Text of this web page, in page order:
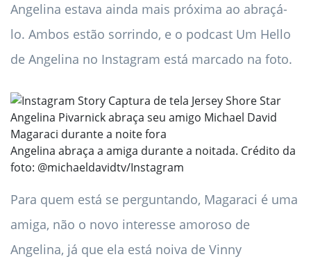
Angelina estava ainda mais próxima ao abraçá-
lo. Ambos estão sorrindo, e o podcast Um Hello
de Angelina no Instagram está marcado na foto.
Angelina abraça a amiga durante a noitada. Crédito da
foto: @michaeldavidtv/Instagram
Para quem está se perguntando, Magaraci é uma
amiga, não o novo interesse amoroso de
Angelina, já que ela está noiva de Vinny